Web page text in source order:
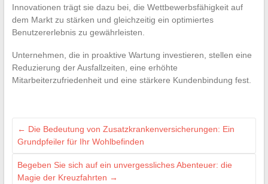
Innovationen trägt sie dazu bei, die Wettbewerbsfähigkeit auf
dem Markt zu stärken und gleichzeitig ein optimiertes
Benutzererlebnis zu gewährleisten.
Unternehmen, die in proaktive Wartung investieren, stellen eine
Reduzierung der Ausfallzeiten, eine erhöhte
Mitarbeiterzufriedenheit und eine stärkere Kundenbindung fest.
← Die Bedeutung von Zusatzkrankenversicherungen: Ein
Grundpfeiler für Ihr Wohlbefinden
Begeben Sie sich auf ein unvergessliches Abenteuer: die
Magie der Kreuzfahrten →